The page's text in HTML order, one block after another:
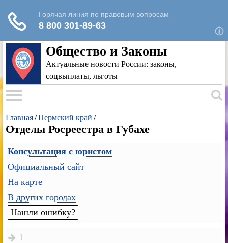
Общество и Законы
Актуальные новости России: законы,
соцвыплаты, льготы
Главная/Пермский край /
Отделы Росреестра в Губахе
Консультация с юристом
Официальный сайт
На карте
В других городах
Нашли ошибку?
1
Для любых предложений по сайту: rk-
reestr@cp9.ru